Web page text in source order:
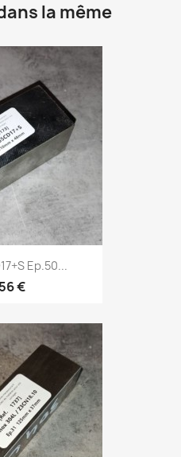
la même
Ep.50...
€